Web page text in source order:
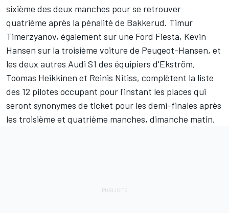
sixième des deux manches pour se retrouver
quatrième après la pénalité de Bakkerud. Timur
Timerzyanov, également sur une Ford Fiesta, Kevin
Hansen sur la troisième voiture de Peugeot-Hansen, et
les deux autres Audi S1 des équipiers d'Ekström,
Toomas Heikkinen et Reinis Nitiss, complètent la liste
des 12 pilotes occupant pour l'instant les places qui
seront synonymes de ticket pour les demi-finales après
les troisième et quatrième manches, dimanche matin.